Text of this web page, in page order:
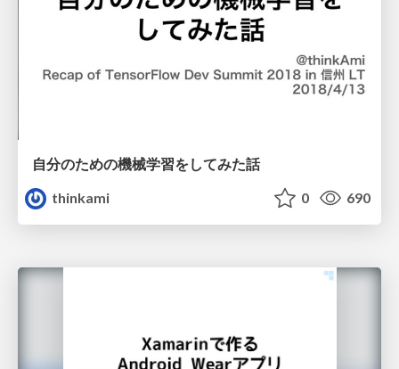
自分のための機械学習をしてみた話
thinkami
0 690